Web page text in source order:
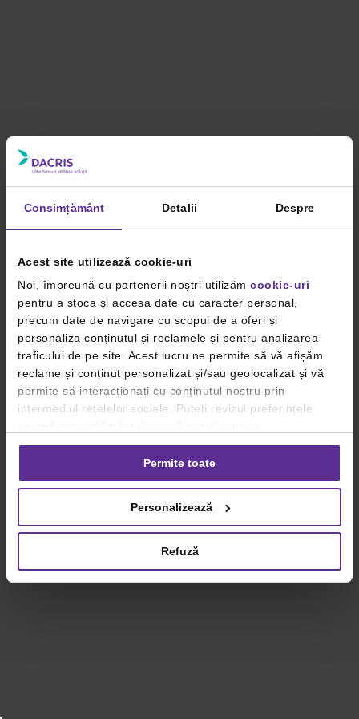
Consimțământ Detalii Despre
Acest site utilizează cookie-uri
Noi, împreună cu partenerii noștri utilizăm cookie-uri
pentru a stoca și accesa date cu caracter personal,
precum date de navigare cu scopul de a oferi și
personaliza conținutul și reclamele și pentru analizarea
traficului de pe site. Acest lucru ne permite să vă afișăm
reclame și conținut personalizat și/sau geolocalizat și vă
permite să interacționați cu conținutul nostru prin
intermediul rețelelor sociale. Puteți revizui preferințele
consimțământul oricând, făcând click pe linkul către
setările dvs. de cookie-uri.
privind utilizarea modulelor cookie.Detalii
Permite toate
Personalizează
Refuză